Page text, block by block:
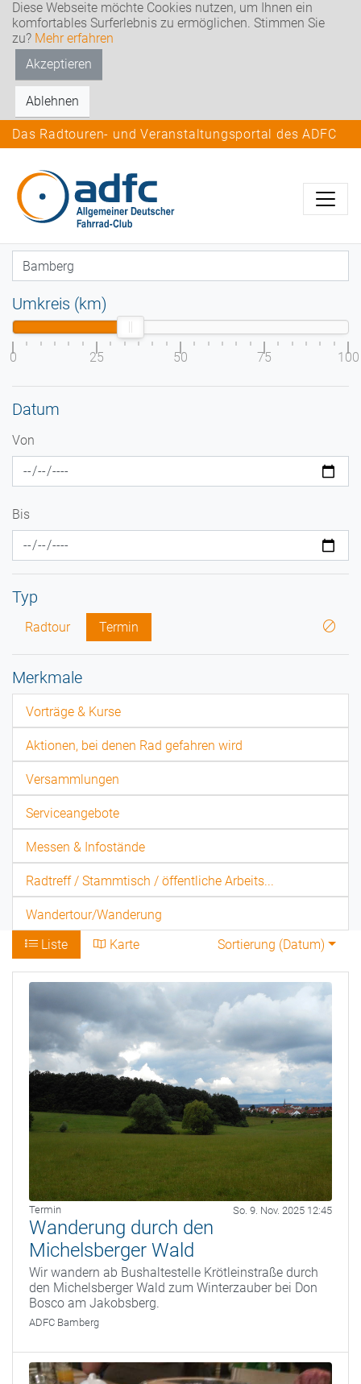
Diese Webseite möchte Cookies nutzen, um Ihnen ein
komfortables Surferlebnis zu ermöglichen. Stimmen Sie
zu? Mehr erfahren
Akzeptieren
Ablehnen
Das Radtouren- und Veranstaltungsportal des ADFC
Umkreis (km)
0 25 50 75 100
Datum
Von
Bis
Typ
Radtour Termin
Merkmale
Vorträge & Kurse
Aktionen, bei denen Rad gefahren wird
Versammlungen
Serviceangebote
Messen & Infostände
Radtreff / Stammtisch / öffentliche Arbeits...
Wandertour/Wanderung
Liste
Karte Sortierung (Datum)
Termin So. 9. Nov. 2025 12:45
Wanderung durch den
Michelsberger Wald
Wir wandern ab Bushaltestelle Krötleinstraße durch
den Michelsberger Wald zum Winterzauber bei Don
Bosco am Jakobsberg.
ADFC Bamberg